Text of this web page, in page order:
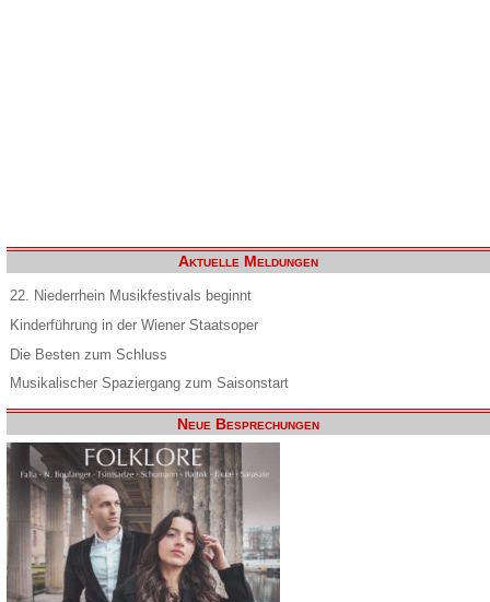
Aktuelle Meldungen
22. Niederrhein Musikfestivals beginnt
Kinderführung in der Wiener Staatsoper
Die Besten zum Schluss
Musikalischer Spaziergang zum Saisonstart
Neue Besprechungen